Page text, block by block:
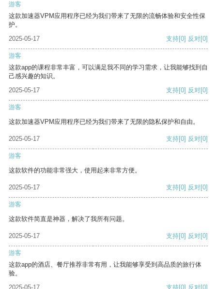
游客
这款加速器VPM应用程序已经为我们带来了无限的流畅体验和安全性保
护。
2025-05-17
支持[0] 反对[0]
游客
这款app的课程非常丰富，可以满足我不同的学习需求，让我能够找到自
己感兴趣的知识。
2025-05-17
支持[0] 反对[0]
游客
这款加速器VPM应用程序已经为我们带来了无限的隐私保护和自由。
2025-05-17 支持[0] 反对[0]
游客
这款软件的功能非常强大，使用起来非常方便。
2025-05-17 支持[0] 反对[0]
游客
这款软件简直是神器，解决了我所有问题。
2025-05-17 支持[0] 反对[0]
游客
这款app的酒店、餐厅推荐非常有用，让我能够享受到高品质的旅行体
验。
2025-05-17
支持[0] 反对[0]